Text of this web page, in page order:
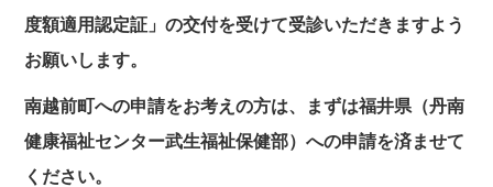
度額適用認定証」の交付を受けて受診いただきますよう
お願いします。
南越前町への申請をお考えの方は、まずは福井県（丹南
健康福祉センター武生福祉保健部）への申請を済ませて
ください。